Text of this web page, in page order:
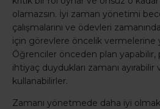
olamazsın. İyi zaman yönetimi
çalışmalarını ve ödevleri
için görevlere öncelik vermelerine
Öğrenciler önceden plan yapabilir,
ihtiyaç duydukları zamanı
kullanabilirler.
Zamanı yönetmede daha iyi